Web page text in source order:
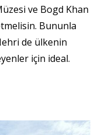
ve Bogd Khan
Bununla
de ülkenin
için ideal.